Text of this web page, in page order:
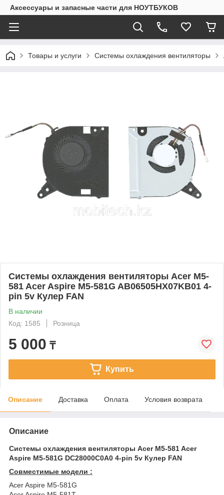
Аксессуары и запасные части для НОУТБУКОВ
Товары и услуги Системы охлаждения вентиляторы
Системы охлаждения вентиляторы Acer M5-
581 Acer Aspire M5-581G AB06505HX07KB01 4-
pin 5v Кулер FAN
В наличии
Код: 1585
Розница
5 000 ₸
Купить
Описание Доставка Оплата Условия возврата
Описание
Системы охлаждения вентиляторы Acer M5-581 Acer
Aspire M5-581G DC28000C0A0 4-pin 5v Кулер FAN
Совместимые модели :
Acer Aspire M5-581G